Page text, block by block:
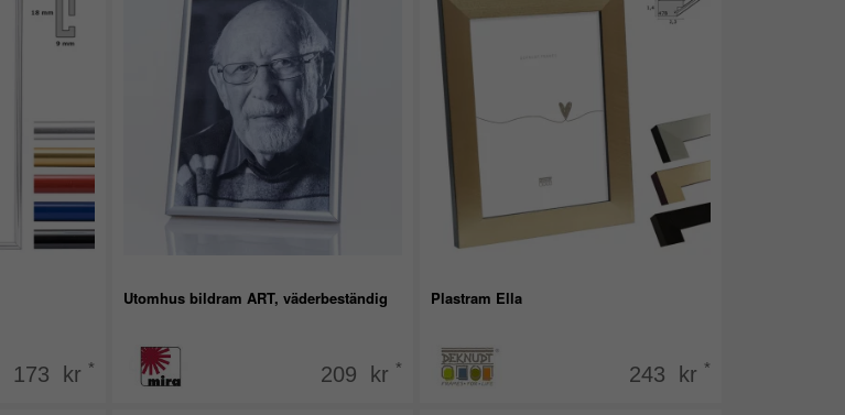
173 kr *
Utomhus bildram ART, väderbeständig
209 kr *
Plastram Ella
243 kr *